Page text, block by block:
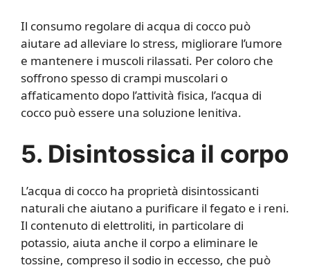
Il consumo regolare di acqua di cocco può
aiutare ad alleviare lo stress, migliorare l’umore
e mantenere i muscoli rilassati. Per coloro che
soffrono spesso di crampi muscolari o
affaticamento dopo l’attività fisica, l’acqua di
cocco può essere una soluzione lenitiva.
5. Disintossica il corpo
L’acqua di cocco ha proprietà disintossicanti
naturali che aiutano a purificare il fegato e i reni.
Il contenuto di elettroliti, in particolare di
potassio, aiuta anche il corpo a eliminare le
tossine, compreso il sodio in eccesso, che può